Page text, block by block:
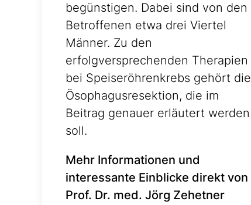
begünstigen. Dabei sind von den
Betroffenen etwa drei Viertel
Männer. Zu den
erfolgversprechenden Therapien
bei Speiseröhrenkrebs gehört die
Ösophagusresektion, die im
Beitrag genauer erläutert werden
soll.
Mehr Informationen und
interessante Einblicke direkt von
Prof. Dr. med. Jörg Zehetner